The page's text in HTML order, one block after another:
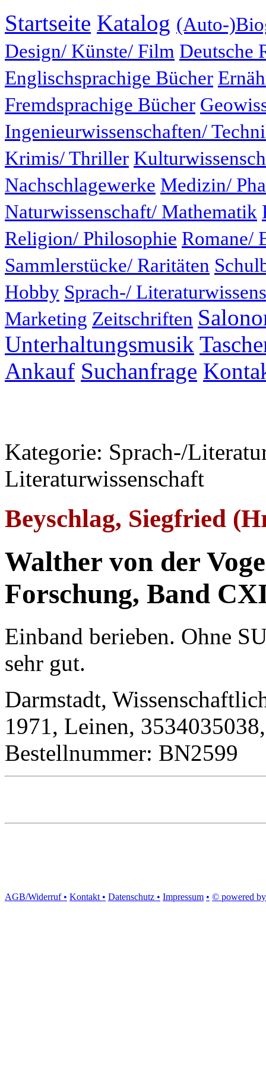
Startseite Katalog (Auto-
Design/ Künste/ Film Deutsche
Englischsprachige Bücher
Fremdsprachige Bücher
Ingenieurwissenschaften/
Krimis/ Thriller
Nachschlagewerke Medizin/
Naturwissenschaft/ Mathematik
Religion/ Philosophie Romane/
Sammlerstücke/ Raritäten
Hobby Sprach-/
Marketing Zeitschriften
Unterhaltungsmusik
Ankauf Suchanfrage
Kategorie: Sprach-/
Literaturwissenschaft
Beyschlag, Siegfried
Walther von der
Forschung, Band
Einband berieben. Ohne
sehr gut.
Darmstadt,
1971, Leinen,
Bestellnummer: BN2599
AGB/Widerruf • Kontakt • Datenschutz • Impressum • © powered